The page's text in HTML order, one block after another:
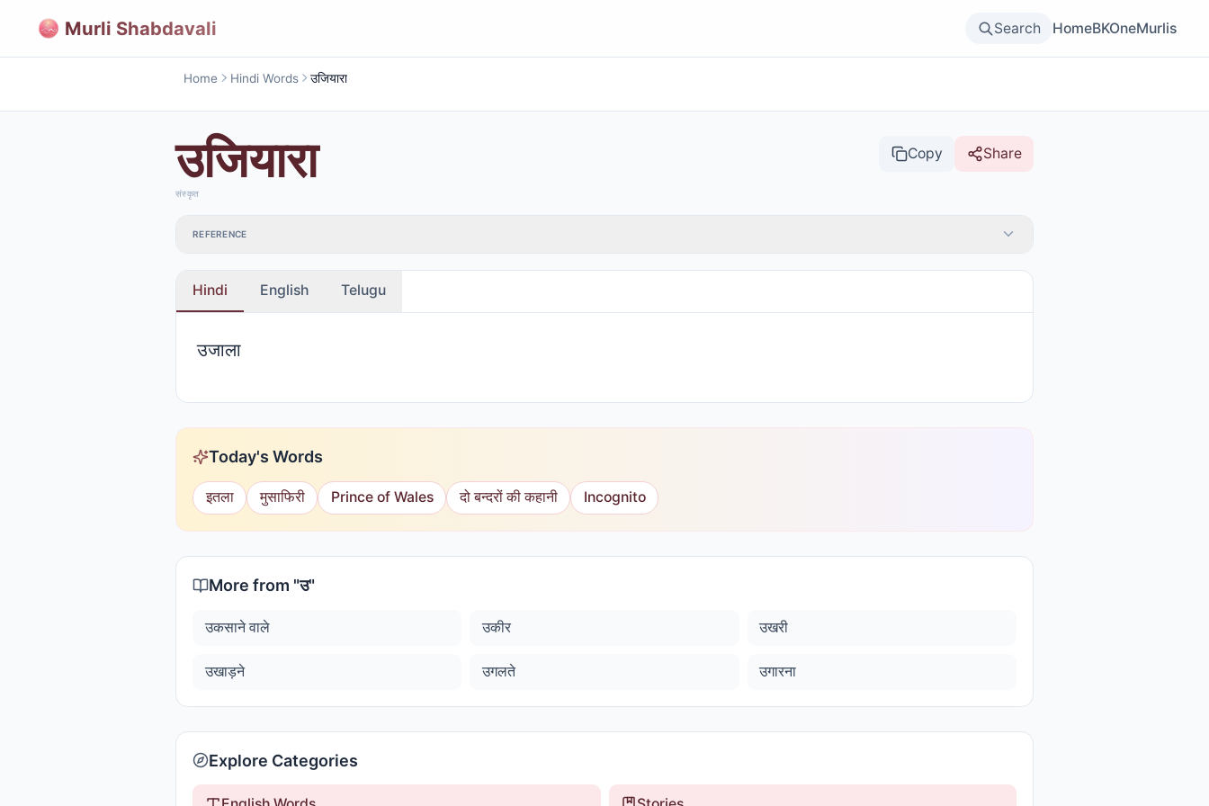
Murli Shabdavali Search HomeBKOneMurlis
Home Hindi Words उजियारा
उजियारा Copy Share
संस्कृत
REFERENCE
Hindi English Telugu
उजाला
Today's Words
इतला मुसाफिरी Prince of Wales दो बन्दरों की कहानी Incognito
More from "उ"
उकसाने वाले उकीर उखरी
उखाड़ने उगलते उगारना
Explore Categories